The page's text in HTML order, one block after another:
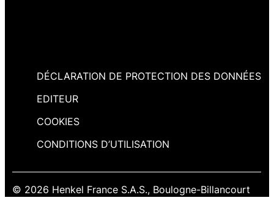
DÉCLARATION DE PROTECTION DES DONNÉES
EDITEUR
COOKIES
CONDITIONS D’UTILISATION
© 2026 Henkel France S.A.S., Boulogne-Billancourt